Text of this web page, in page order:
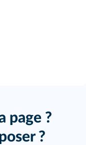
page ?
?